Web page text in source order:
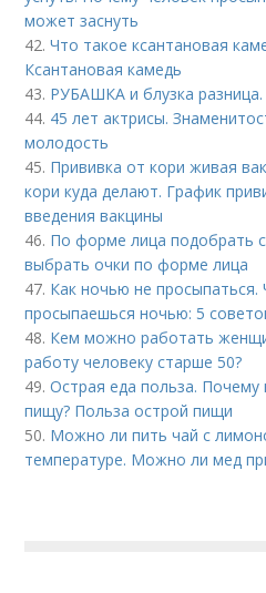
может заснуть
42.Что такое ксантановая
Ксантановая камедь
43. РУБАШКА и блузка разница.
44. 45 лет актрисы.
молодость
45. Прививка от кори живая
кори куда делают. График
введения вакцины
46. По форме лица подобрать
выбрать очки по форме лица
47. Как ночью не просыпаться.
просыпаешься ночью: 5
48. Кем можно работать
работу человеку старше 50?
49.Острая еда польза.
пищу? Польза острой пищи
50. Можно ли пить чай с
температуре. Можно ли мед